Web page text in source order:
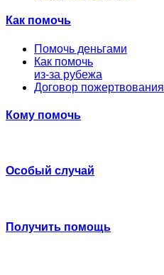
Как помочь
Помочь деньгами
Как помочь
из-за рубежа
Договор пожертвования
Кому помочь
Особый случай
Получить помощь